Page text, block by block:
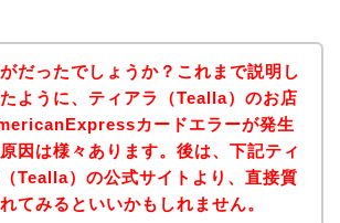
だったでしょうか？これまで説明し
ように、ティアラ（Tealla）のお店
カードエラーが発生
因は様々あります。後は、下記ティ
Tealla）の公式サイトより、直接質
てみるといいかもしれません。